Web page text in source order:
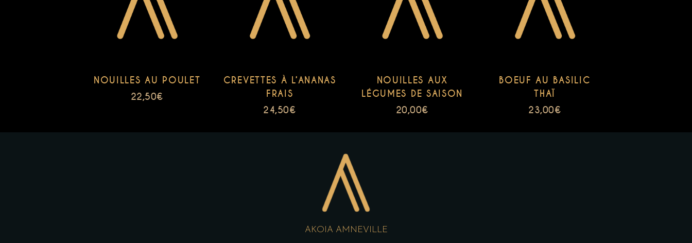
NOUILLES AU POULET
22,50€
CREVETTES À L’ANANAS
FRAIS
24,50€
NOUILLES AUX
LÉGUMES DE SAISON
20,00€
BOEUF AU BASILIC
THAÏ
23,00€
AKOIA AMNEVILLE